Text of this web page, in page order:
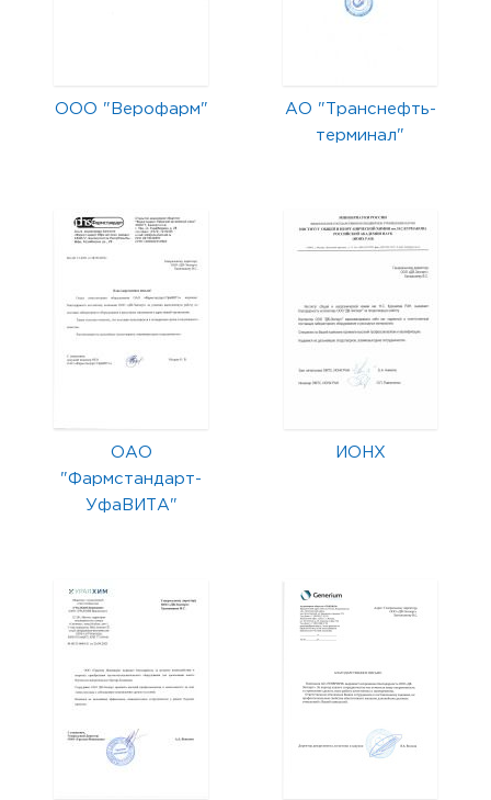
ООО "Верофарм"
АО "Транснефть-
терминал"
ОАО
"Фармстандарт-
УфаВИТА"
ИОНХ